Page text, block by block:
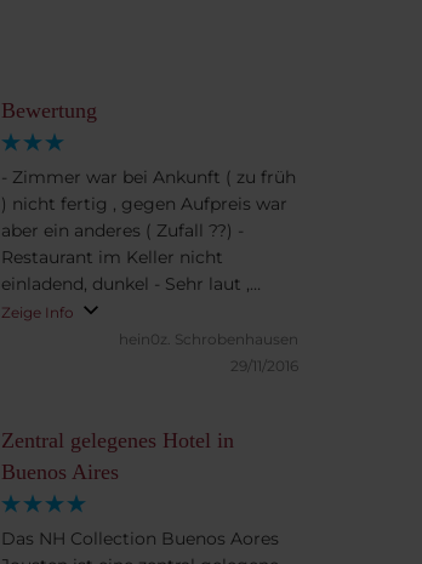
Zentral gelegenes Hotel in
Buenos Aires
Das NH Collection Buenos Aores
Bewertung
- Zimmer war bei Ankunft ( zu früh
) nicht fertig , gegen Aufpreis war
aber ein anderes ( Zufall ??) -
Restaurant im Keller nicht
einladend, dunkel - Sehr laut ,
Strassenlärm - Frühstück sehr
einfach, kein Service, Tische nicht
auf bzw. abgeräumt - Rezeption
Zeige Info
hein0z. Schrobenhausen
29/11/2016